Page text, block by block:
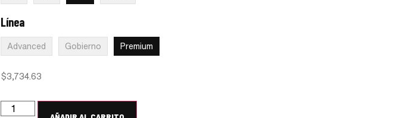
Línea
Advanced Gobierno Premium
$3,734.63